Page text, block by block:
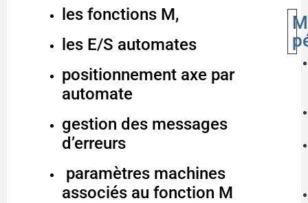
les fonctions M,
les E/S automates
positionnement axe par
automate
gestion des messages
d’erreurs
paramètres machines
associés au fonction M